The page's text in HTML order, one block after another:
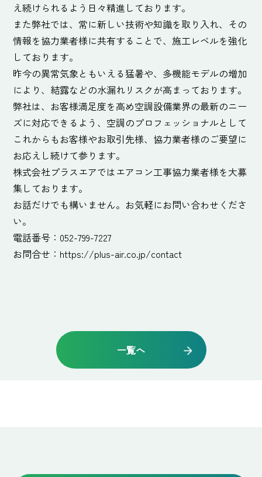
え続けられるよう日々精進しております。
また弊社では、常に新しい技術や知識を取り入れ、その
情報を協力業者様に共有することで、施工レベルを強化
しております。
昨今の異常気象ともいえる猛暑や、多機能モデルの増加
により、結露などの水漏れリスクが高まっております。
弊社は、お客様満足度を高め空調設備業界の最新のニー
ズに対応できるよう、空調のプロフェッショナルとして
これからもお客様やお取引先様、協力業者様のご要望に
お応えし続けて参ります。
株式会社プラスエアではエアコン工事協力業者様を大募
集しております。
お話だけでも構いません。お気軽にお問い合わせくださ
い。
電話番号：052-799-7227
お問合せ：https://plus-air.co.jp/contact
一覧へ